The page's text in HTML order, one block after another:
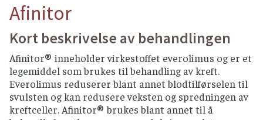
Afinitor
Kort beskrivelse av behandlingen
Afinitor® inneholder virkestoffet everolimus og er et
legemiddel som brukes til behandling av kreft.
Everolimus reduserer blant annet blodtilførselen til
svulsten og kan redusere veksten og spredningen av
kreftceller. Afinitor® brukes blant annet til å